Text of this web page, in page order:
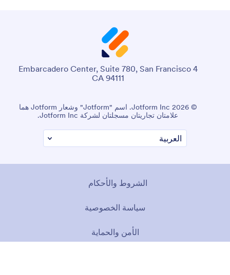
4 Embarcadero Center, Suite 780, San Francisco
CA 94111
© 2026 Jotform Inc. اسم "Jotform" وشعار Jotform هما
علامتان تجاريتان مسجلتان لشركة Jotform Inc.
الشروط والأحكام
سياسة الخصوصية
الأمن والحماية